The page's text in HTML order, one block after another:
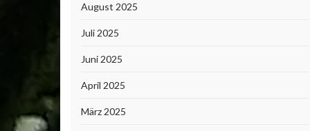
August 2025
Juli 2025
Juni 2025
April 2025
März 2025